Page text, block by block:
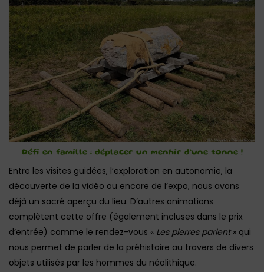
Défi en famille : déplacer un menhir d’une tonne !
Entre les visites guidées, l’exploration en autonomie, la
découverte de la vidéo ou encore de l’expo, nous avons
déjà un sacré aperçu du lieu. D’autres animations
complètent cette offre (également incluses dans le prix
d’entrée) comme le rendez-vous « Les pierres parlent» qui
nous permet de parler de la préhistoire au travers de divers
objets utilisés par les hommes du néolithique.